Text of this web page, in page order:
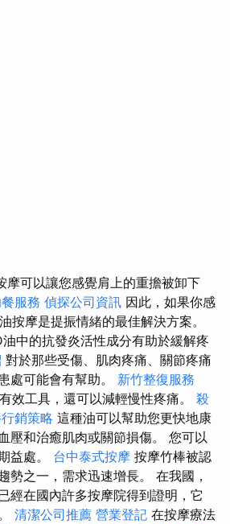
摩可以讓您感覺肩上的重擔被卸下
服務 偵探公司資訊 因此，如果你感
按摩是提振情緒的最佳解決方案。
油中的抗發炎活性成分有助於緩解疼
對於那些受傷、肌肉疼痛、關節疼痛
處可能會有幫助。 新竹整復服務
效工具，還可以減輕慢性疼痛。 殺
銷策略 這種油可以幫助您更快地康
壓和治癒肌肉或關節損傷。 您可以
益處。 台中泰式按摩 按摩竹棒被認
勢之一，需求迅速增長。 在我國，
經在國內許多按摩院得到證明，它
清潔公司推薦 營業登記 在按摩療法